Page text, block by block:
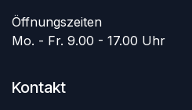
Öffnungszeiten
Mo. - Fr. 9.00 - 17.00 Uhr
Kontakt